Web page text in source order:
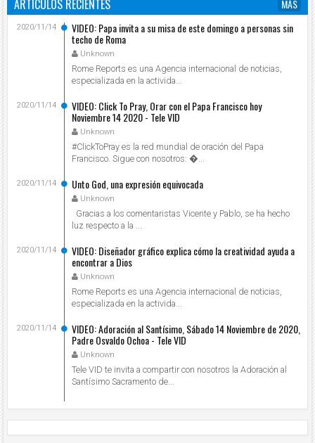
ARTÍCULOS RECIENTES
MÁS
VIDEO: Papa invita a su misa de este domingo a personas sin
techo de Roma
Unknown
2020/11/14
Rome Reports es una Agencia internacional de noticias,
especializada en la activida...
VIDEO: Click To Pray, Orar con el Papa Francisco hoy
Noviembre 14 2020 - Tele VID
Unknown
2020/11/14
#ClickToPray es la red mundial de oración del Papa
Francisco. Sigue con nosotros: ...
Unto God, una expresión equivocada
Unknown
2020/11/14
Gracias a los comentaristas Vicente y Pablo, se ha hecho
luz respecto a la ...
VIDEO: Diseñador gráfico explica cómo la creatividad ayuda a
encontrar a Dios
Unknown
2020/11/14
Rome Reports es una Agencia internacional de noticias,
especializada en la activida...
VIDEO: Adoración al Santísimo, Sábado 14 Noviembre de 2020,
Padre Osvaldo Ochoa - Tele VID
Unknown
2020/11/14
Tele VID te invita a compartir con nosotros la Adoración al
Santísimo Sacramento de...